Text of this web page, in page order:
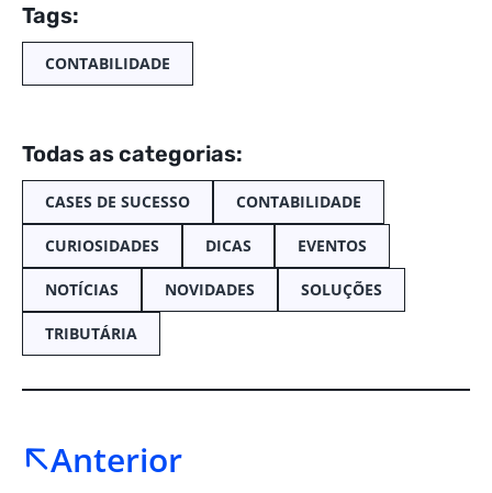
Tags:
CONTABILIDADE
Todas as categorias:
CASES DE SUCESSO CONTABILIDADE
CURIOSIDADES DICAS EVENTOS
NOTÍCIAS NOVIDADES SOLUÇÕES
TRIBUTÁRIA
Anterior